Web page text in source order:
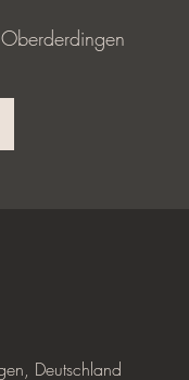
Deutschland